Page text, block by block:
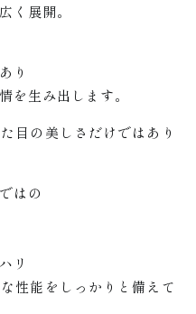
イ
く展開。
り
を生み出します。
目の美しさだけではあり
はの
リ
性能をしっかりと備えて